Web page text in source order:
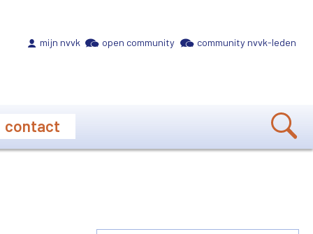
mijn nvvk open community community nvvk-leden
contact